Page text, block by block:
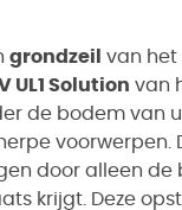
grondzeil
van
UL1 Solution van
de bodem van
voorwerpen.
door alleen
krijgt. Deze